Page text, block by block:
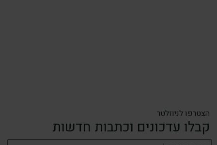
הצטרפו לניוזלטר
קבלו עדכונים וכתבות חדשות